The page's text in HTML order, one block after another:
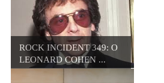
ROCK INCIDENT 349: O
LEONARD COHEN ...